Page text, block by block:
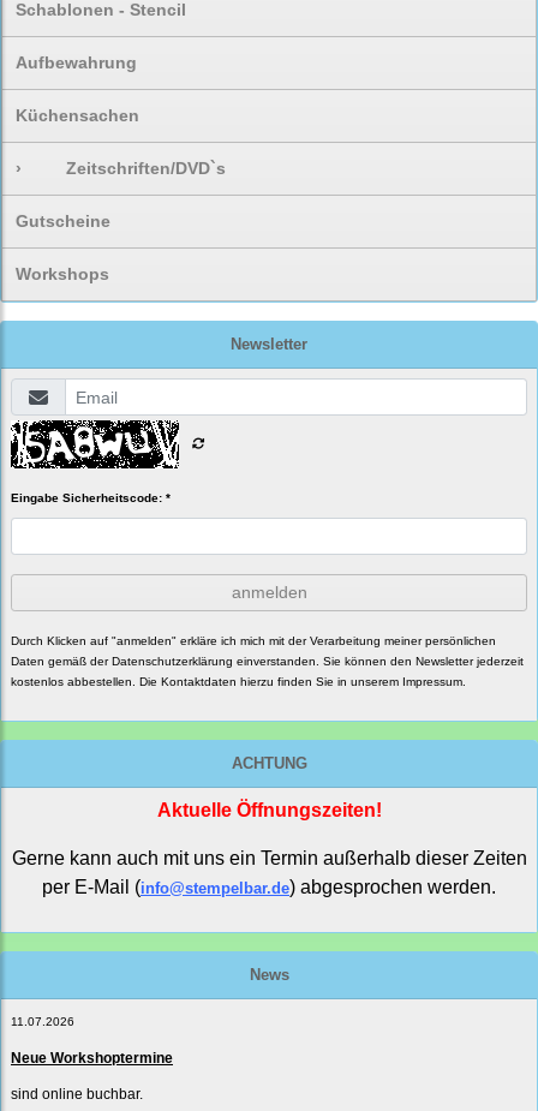
Schablonen - Stencil
Aufbewahrung
Küchensachen
› Zeitschriften/DVD`s
Gutscheine
Workshops
Newsletter
Eingabe Sicherheitscode: *
anmelden
Durch Klicken auf "anmelden" erkläre ich mich mit der Verarbeitung meiner persönlichen
Daten gemäß der Datenschutzerklärung einverstanden. Sie können den Newsletter jederzeit
kostenlos abbestellen. Die Kontaktdaten hierzu finden Sie in unserem Impressum.
ACHTUNG
Aktuelle Öffnungszeiten!
Gerne kann auch mit uns ein Termin außerhalb dieser Zeiten
per E-Mail (info@stempelbar.de) abgesprochen werden.
News
11.07.2026
Neue Workshoptermine
sind online buchbar.